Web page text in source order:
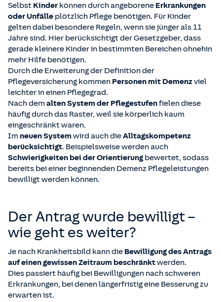
Selbst Kinder können durch angeborene Erkrankungen
oder Unfälle plötzlich Pflege benötigen. Für Kinder
gelten dabei besondere Regeln, wenn sie jünger als 11
Jahre sind. Hier berücksichtigt der Gesetzgeber, dass
gerade kleinere Kinder in bestimmten Bereichen ohnehin
mehr Hilfe benötigen.
Durch die Erweiterung der Definition der
Pflegeversicherung kommen Personen mit Demenzviel
leichter in einen Pflegegrad.
Nach dem alten System der Pflegestufenfielen diese
häufig durch das Raster, weil sie körperlich kaum
eingeschränkt waren.
Im neuen Systemwird auch dieAlltagskompetenz
berücksichtigt. Beispielsweise werden auch
Schwierigkeiten bei der Orientierungbewertet, sodass
bereits bei einer beginnenden Demenz Pflegeleistungen
bewilligt werden können.
Der Antrag wurde bewilligt –
wie geht es weiter?
Je nach Krankheitsbild kann die Bewilligung des Antrags
auf einen gewissen Zeitraum beschränktwerden.
Dies passiert häufig bei Bewilligungen nach schweren
Erkrankungen, bei denen längerfristig eine Besserung zu
erwarten ist.